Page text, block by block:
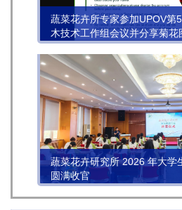
蔬菜花卉所专家参加UPOV第
木技术工作组会议并分享菊花
用进展
蔬菜花卉研究所 2026 年大学
圆满收官